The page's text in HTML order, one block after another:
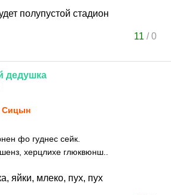
полупустой стадион
11 /0
дедушка
Сицын
фо гуднес сейк.
херцлихе глюквюнш..
яйки, млеко, пух, пух